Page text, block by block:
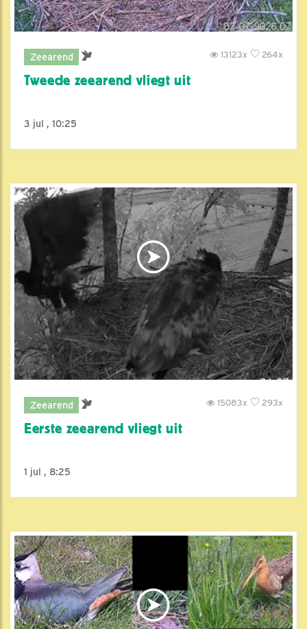
Zeearend 264x
13123x
Tweede zeearend vliegt uit
3 jul , 10:25
Zeearend 293x
15083x
Eerste zeearend vliegt uit
1 jul , 8:25